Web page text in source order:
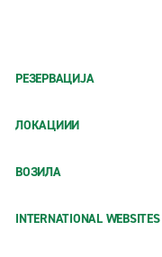
РЕЗЕРВАЦИЈА
ЛОКАЦИИИ
ВОЗИЛА
INTERNATIONAL WEBSITES